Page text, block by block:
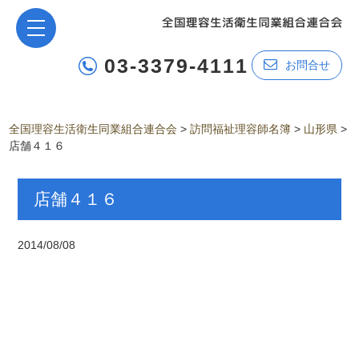
03-3379-4111 お問合せ
全国理容生活衛生同業組合連合会 >訪問福祉理容師名簿 > 山形県 >
店舗４１６
店舗４１６
2014/08/08